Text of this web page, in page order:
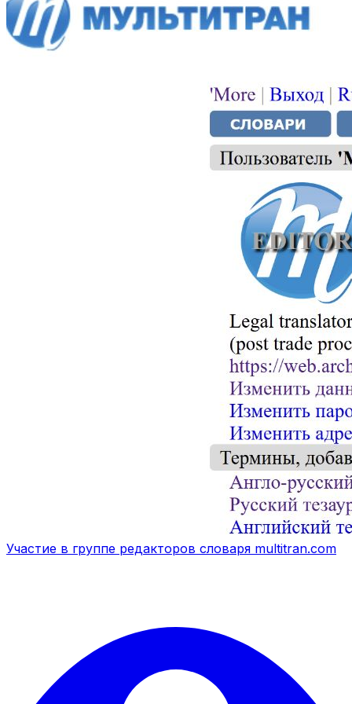
Участие в группе редакторов словаря multitran.com